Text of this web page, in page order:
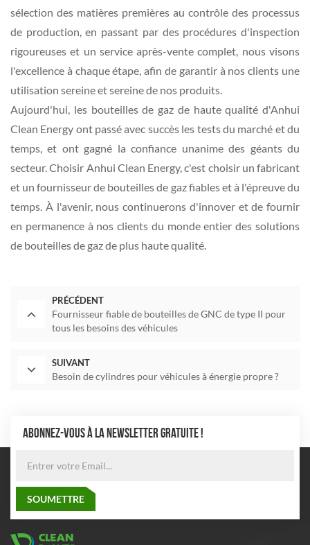
sélection des matières premières au contrôle des processus
de production, en passant par des procédures d'inspection
rigoureuses et un service après-vente complet, nous visons
l'excellence à chaque étape, afin de garantir à nos clients une
utilisation sereine et sereine de nos produits.
Aujourd'hui, les bouteilles de gaz de haute qualité d'Anhui
Clean Energy ont passé avec succès les tests du marché et du
temps, et ont gagné la confiance unanime des géants du
secteur. Choisir Anhui Clean Energy, c'est choisir un fabricant
et un fournisseur de bouteilles de gaz fiables et à l'épreuve du
temps. À l'avenir, nous continuerons d'innover et de fournir
en permanence à nos clients du monde entier des solutions
de bouteilles de gaz de plus haute qualité.
PRÉCÉDENT
Fournisseur fiable de bouteilles de GNC de type II pour
tous les besoins des véhicules
SUIVANT
Besoin de cylindres pour véhicules à énergie propre ?
ABONNEZ-VOUS À LA NEWSLETTER GRATUITE !